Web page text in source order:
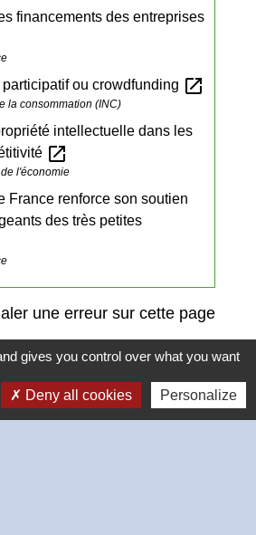
financements des entreprises
ou crowdfunding open_in_new
la consommation (INC)
intellectuelle dans les
open_in_new
l'économie
France renforce son soutien
des très petites
une erreur sur cette page
gives you control over what you want
Deny all cookies Personalize